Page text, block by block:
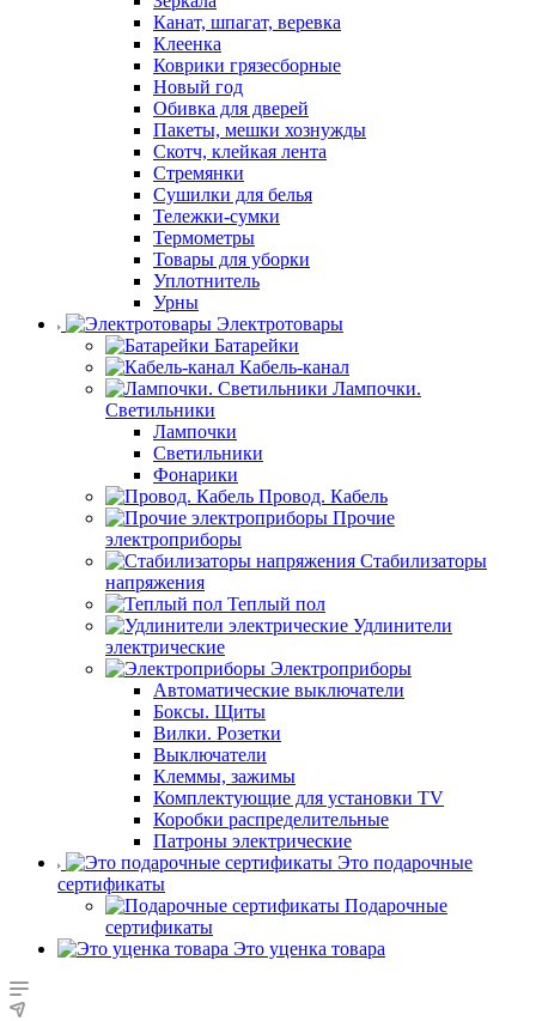
Канат, шпагат, веревка
Клеенка
Коврики грязесборные
Новый год
Обивка для дверей
Пакеты, мешки хознужды
Скотч, клейкая лента
Стремянки
Сушилки для белья
Тележки-сумки
Термометры
Товары для уборки
Уплотнитель
Урны
Электротовары
Батарейки
Кабель-канал
Лампочки.
Светильники
Лампочки
Светильники
Фонарики
Провод. Кабель
Прочие
электроприборы
Стабилизаторы
напряжения
Теплый пол
Удлинители
электрические
Электроприборы
Автоматические выключатели
Боксы. Щиты
Вилки. Розетки
Выключатели
Клеммы, зажимы
Комплектующие для установки TV
Коробки распределительные
Патроны электрические
Это подарочные
сертификаты
Подарочные
сертификаты
Это уценка товара